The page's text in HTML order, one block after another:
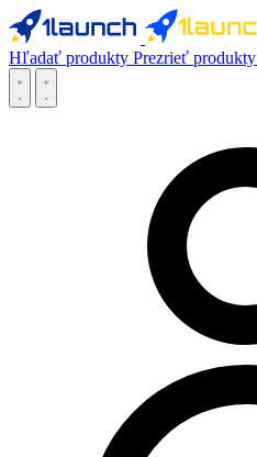
Hľadať produkty Prezrieť produkty